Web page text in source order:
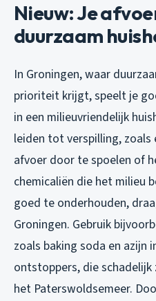
Nieuw: Je
duurzaam
In Groningen, waar
prioriteit krijgt, speelt je
in een milieuvriendelijk
leiden tot verspilling,
afvoer door te spoelen of
chemicaliën die het milieu
goed te onderhouden,
Groningen. Gebruik
zoals baking soda en azijn
ontstoppers, die
het Paterswoldsemeer.